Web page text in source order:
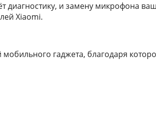
диагностику, и замену микрофона
Xiaomi.
гaджeтa, блaгoдapя